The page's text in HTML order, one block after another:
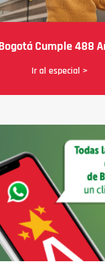
Cumple 488
Ir al especial >